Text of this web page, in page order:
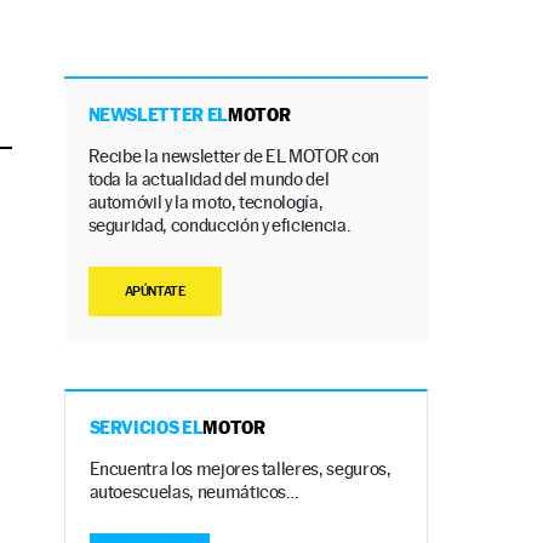
NEWSLETTER ELMOTOR
Recibe la newsletter de EL MOTOR con
toda la actualidad del mundo del
automóvil y la moto, tecnología,
seguridad, conducción y eficiencia.
APÚNTATE
SERVICIOS ELMOTOR
Encuentra los mejores talleres, seguros,
autoescuelas, neumáticos…